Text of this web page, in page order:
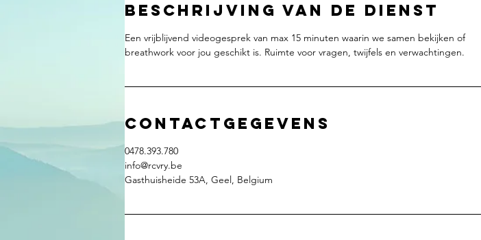
Beschrijving van de dienst
Een vrijblijvend videogesprek van max 15 minuten waarin we samen bekijken of
breathwork voor jou geschikt is. Ruimte voor vragen, twijfels en verwachtingen.
Contactgegevens
0478.393.780
info@rcvry.be
Gasthuisheide 53A, Geel, Belgium